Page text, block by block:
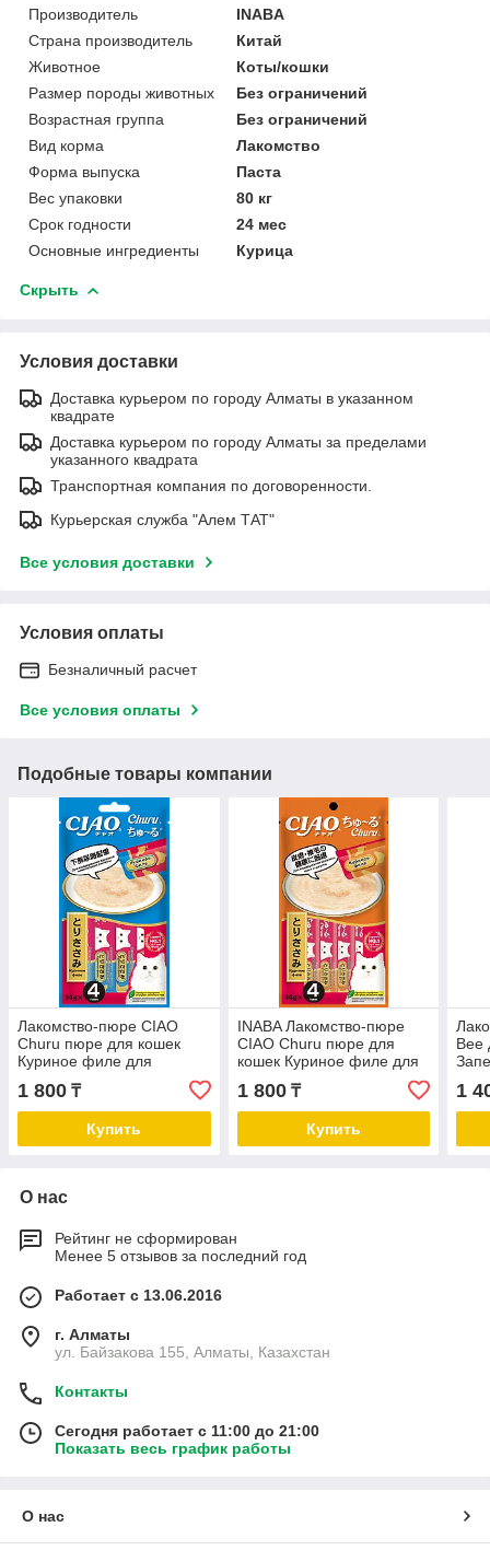
Производитель
INABA
Страна производитель
Китай
Животное
Коты/кошки
Размер породы животных
Без ограничений
Возрастная группа
Без ограничений
Вид корма
Лакомство
Форма выпуска
Паста
Вес упаковки
80 кг
Срок годности
24 мес
Основные ингредиенты
Курица
Скрыть
Условия доставки
Доставка курьером по городу Алматы в указанном
квадрате
Доставка курьером по городу Алматы за пределами
указанного квадрата
Транспортная компания по договоренности.
Курьерская служба "Алем ТАТ"
Все условия доставки
Условия оплаты
Безналичный расчет
Все условия оплаты
Подобные товары компании
Лакомство-пюре CIAO
Churu пюре для кошек
Куриное филе для
поддержания здоровья
мочеполовой системы 14г
* 4шт
1 800 ₸
Купить
INABA Лакомство-пюре
CIAO Churu пюре для
кошек Куриное филе для
поддержания здоровья
кожи и шерсти 56 г
1 800₸
Купить
Bee
ЖКТ
1
О нас
Рейтинг не сформирован
Менее 5 отзывов за последний год
Работает с 13.06.2016
г. Алматы
ул. Байзакова 155, Алматы, Казахстан
Контакты
Сегодня работает с 11:00 до 21:00
Показать весь график работы
О нас